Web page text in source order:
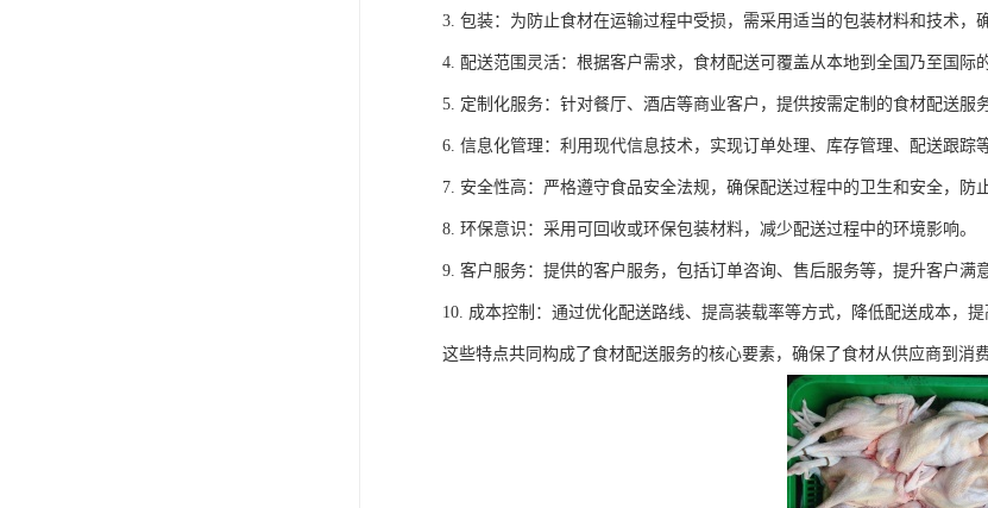
3. 包装：为防止食材在运输过程中受损，需采用适当的包装材料和技术，
4. 配送范围灵活：根据客户需求，食材配送可覆盖从本地到全国乃至国际
5. 定制化服务：针对餐厅、酒店等商业客户，提供按需定制的食材配送服
6. 信息化管理：利用现代信息技术，实现订单处理、库存管理、配送跟踪
7. 安全性高：严格遵守食品安全法规，确保配送过程中的卫生和安全，防
8. 环保意识：采用可回收或环保包装材料，减少配送过程中的环境影响。
9. 客户服务：提供的客户服务，包括订单咨询、售后服务等，提升客户满意
10. 成本控制：通过优化配送路线、提高装载率等方式，降低配送成本，提
这些特点共同构成了食材配送服务的核心要素，确保了食材从供应商到消